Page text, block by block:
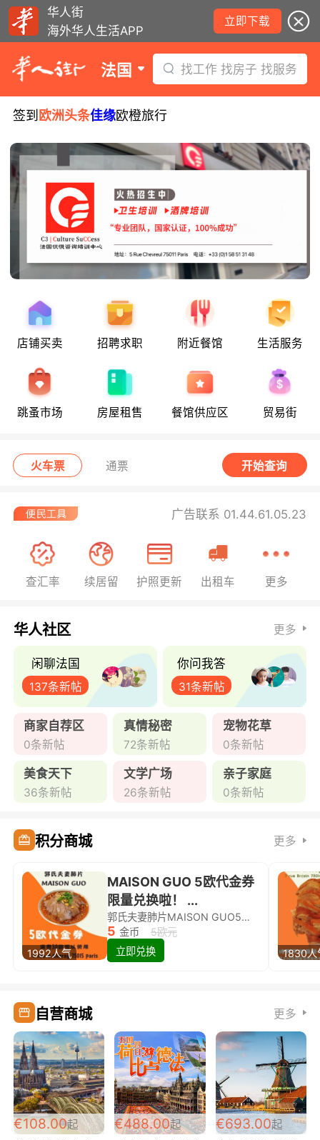
华人街
海外华人生活APP
立即下载
法国 找工作 找房子 找服务
签到 欧洲头条佳缘欧橙旅行
店铺买卖 招聘求职 附近餐馆 生活服务
跳蚤市场 房屋租售 餐馆供应区 贸易街
火车票 通票 开始查询
广告联系 01.44.61.05.23
查汇率 续居留 护照更新 出租车 更多
华人社区 更多
闲聊法国
137条新帖
你问我答
31条新帖
商家自荐区
0条新帖
真情秘密
72条新帖
宠物花草
0条新帖
美食天下
36条新帖
文学广场
26条新帖
亲子家庭
0条新帖
积分商城 更多
1992人气
MAISON GUO 5欧代金券
限量兑换啦！ ...
郭氏夫妻肺片MAISON GUO5欧代金券限量兑换啦！
5 金币
5欧元
立即兑换
1830人
自营商城 更多
€108.00起 €488.00起 €693.00起